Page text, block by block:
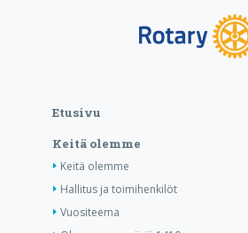
Etusivu
Keitä olemme
Keitä olemme
Hallitus ja toimihenkilöt
Vuositeema